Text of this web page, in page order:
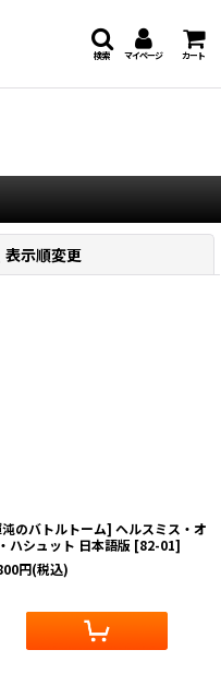
マイページ カート
検索
表示順変更
のバトルトーム] ヘルスミス・オ
ハシュット 日本語版 [82-01]
円(税込)